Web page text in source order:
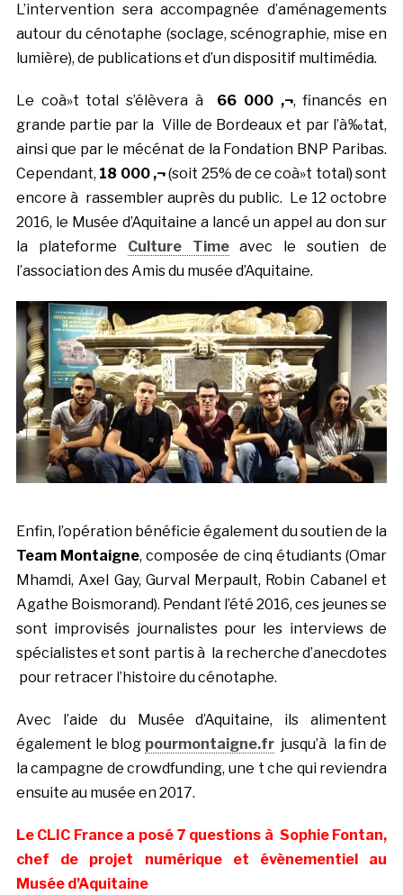
L’intervention sera accompagnée d’aménagements
autour du cénotaphe (soclage, scénographie, mise en
lumière), de publications et d’un dispositif multimédia.
Le coà»t total s’élèvera à 66 000 ‚¬, financés en
grande partie par la Ville de Bordeaux et par l’à‰tat,
ainsi que par le mécénat de la Fondation BNP Paribas.
Cependant, 18 000 ‚¬(soit 25% de ce coà»t total) sont
encore à rassembler auprès du public. Le 12 octobre
2016, le Musée d’Aquitaine a lancé un appel au don sur
la plateforme Culture Timeavec le soutien de
l’association des Amis du musée d’Aquitaine.
Enfin, l’opération bénéficie également du soutien de la
Team Montaigne, composée de cinq étudiants (Omar
Mhamdi, Axel Gay, Gurval Merpault, Robin Cabanel et
Agathe Boismorand). Pendant l’été 2016, ces jeunes se
sont improvisés journalistes pour les interviews de
spécialistes et sont partis à la recherche d’anecdotes
pour retracer l’histoire du cénotaphe.
Avec l’aide du Musée d’Aquitaine, ils alimentent
également le blog pourmontaigne.fr jusqu’à la fin de
la campagne de crowdfunding, une t che qui reviendra
ensuite au musée en 2017.
Le CLIC France a posé 7 questions à Sophie Fontan,
chef de projet numérique et évènementiel au
Musée d’Aquitaine